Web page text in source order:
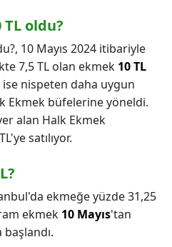
oldu?
10 Mayıs 2024 itibariyle
7,5 TL olan ekmek 10 TL
nispeten daha uygun
Ekmek büfelerine yöneldi.
alan Halk Ekmek
satılıyor.
ekmeğe yüzde 31,25
ekmek 10 Mayıs'tan